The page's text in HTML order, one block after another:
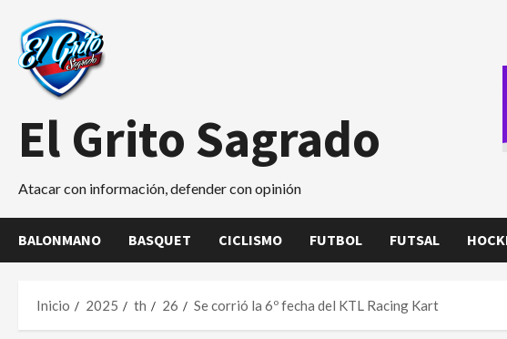
contenido
El Grito Sagrado
Atacar con información, defender con opinión
BALONMANO BASQUET CICLISMO FUTBOL FUTSAL
Inicio 2025 th 26 Se corrió la 6º fecha del KTL Racing Kart